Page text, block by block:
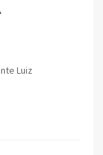
Luiz